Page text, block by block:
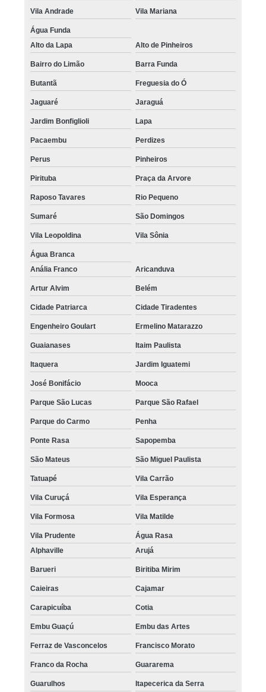
Vila Andrade Vila Mariana
Água Funda
Alto da Lapa
Alto de Pinheiros
Bairro do Limão Barra Funda
Butantã Freguesia do Ó
Jaguaré Jaraguá
Jardim Bonfiglioli Lapa
Pacaembu Perdizes
Perus Pinheiros
Pirituba Praça da Arvore
Raposo Tavares Rio Pequeno
Sumaré São Domingos
Vila Leopoldina Vila Sônia
Água Branca
Anália Franco
Aricanduva
Artur Alvim Belém
Cidade Patriarca Cidade Tiradentes
Engenheiro Goulart Ermelino Matarazzo
Guaianases Itaim Paulista
Itaquera Jardim Iguatemi
José Bonifácio Mooca
Parque São Lucas Parque São Rafael
Parque do Carmo Penha
Ponte Rasa Sapopemba
São Mateus São Miguel Paulista
Tatuapé Vila Carrão
Vila Curuçá Vila Esperança
Vila Formosa Vila Matilde
Vila Prudente
Água Rasa
Alphaville
Arujá
Barueri Biritiba Mirim
Caieiras Cajamar
Carapicuíba Cotia
Embu Guaçú Embu das Artes
Ferraz de Vasconcelos Francisco Morato
Franco da Rocha Guararema
Guarulhos Itapecerica da Serra